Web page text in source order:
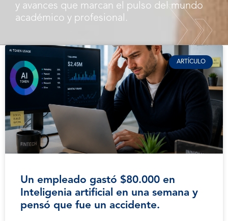
y avances que marcan el pulso del mundo
académico y profesional.
ARTÍCULO
Un empleado gastó $80.000 en
Inteligenia artificial en una semana y
pensó que fue un accidente.